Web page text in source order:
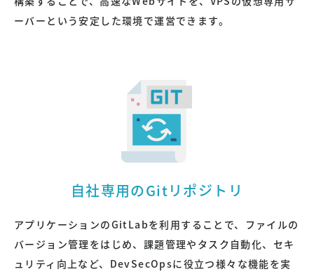
ーバーという安定した環境で運営できます。
自社専用のGitリポジトリ
アプリケーションのGitLabを利用することで、ファイルの
バージョン管理をはじめ、課題管理やタスク自動化、セキ
ュリティ向上など、DevSecOpsに役立つ様々な機能を実